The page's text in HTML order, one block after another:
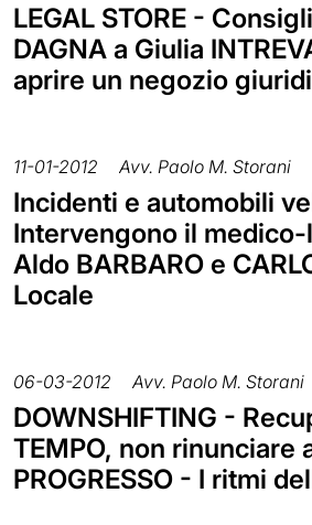
LEGAL STORE -
DAGNA a Giulia
aprire un negozio
11-01-2012 Avv. Paolo M. Storani
Incidenti e automobili
Intervengono il medico-
Aldo BARBARO e
Locale
06-03-2012 Avv. Paolo M. Storani
DOWNSHIFTING -
TEMPO, non rinunciare
PROGRESSO - I ritmi